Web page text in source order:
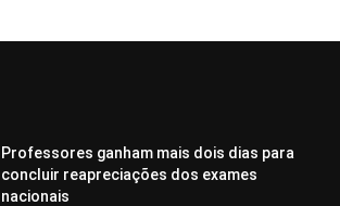
Professores ganham mais dois dias para
concluir reapreciações dos exames
nacionais